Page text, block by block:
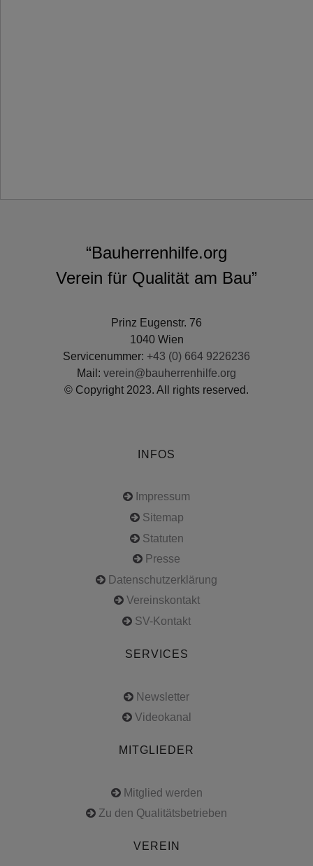
“Bauherrenhilfe.org
Verein für Qualität am Bau”
Prinz Eugenstr. 76
1040 Wien
Servicenummer: +43 (0) 664 9226236
Mail: verein@bauherrenhilfe.org
© Copyright 2023. All rights reserved.
INFOS
Impressum
Sitemap
Statuten
Presse
Datenschutzerklärung
Vereinskontakt
SV-Kontakt
SERVICES
Newsletter
Videokanal
MITGLIEDER
Mitglied werden
Zu den Qualitätsbetrieben
VEREIN